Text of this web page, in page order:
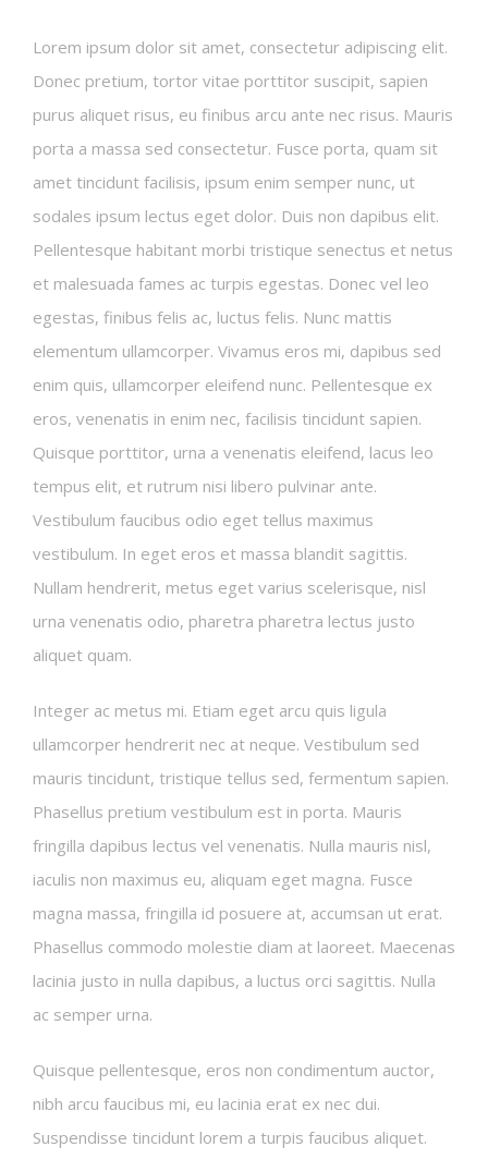
Lorem ipsum dolor sit amet, consectetur adipiscing elit.
Donec pretium, tortor vitae porttitor suscipit, sapien
purus aliquet risus, eu finibus arcu ante nec risus. Mauris
porta a massa sed consectetur. Fusce porta, quam sit
amet tincidunt facilisis, ipsum enim semper nunc, ut
sodales ipsum lectus eget dolor. Duis non dapibus elit.
Pellentesque habitant morbi tristique senectus et netus
et malesuada fames ac turpis egestas. Donec vel leo
egestas, finibus felis ac, luctus felis. Nunc mattis
elementum ullamcorper. Vivamus eros mi, dapibus sed
enim quis, ullamcorper eleifend nunc. Pellentesque ex
eros, venenatis in enim nec, facilisis tincidunt sapien.
Quisque porttitor, urna a venenatis eleifend, lacus leo
tempus elit, et rutrum nisi libero pulvinar ante.
Vestibulum faucibus odio eget tellus maximus
vestibulum. In eget eros et massa blandit sagittis.
Nullam hendrerit, metus eget varius scelerisque, nisl
urna venenatis odio, pharetra pharetra lectus justo
aliquet quam.
Integer ac metus mi. Etiam eget arcu quis ligula
ullamcorper hendrerit nec at neque. Vestibulum sed
mauris tincidunt, tristique tellus sed, fermentum sapien.
Phasellus pretium vestibulum est in porta. Mauris
fringilla dapibus lectus vel venenatis. Nulla mauris nisl,
iaculis non maximus eu, aliquam eget magna. Fusce
magna massa, fringilla id posuere at, accumsan ut erat.
Phasellus commodo molestie diam at laoreet. Maecenas
lacinia justo in nulla dapibus, a luctus orci sagittis. Nulla
ac semper urna.
Quisque pellentesque, eros non condimentum auctor,
nibh arcu faucibus mi, eu lacinia erat ex nec dui.
Suspendisse tincidunt lorem a turpis faucibus aliquet.